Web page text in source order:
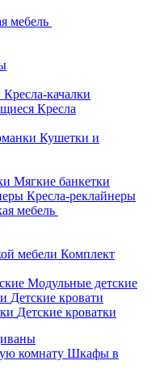
мебель
Кресла-качалки
Кресла
Кушетки и
Мягкие банкетки
Кресла-реклайнеры
мебель
Комплект
Модульные детские
Детские кровати
Детские кроватки
Шкафы в